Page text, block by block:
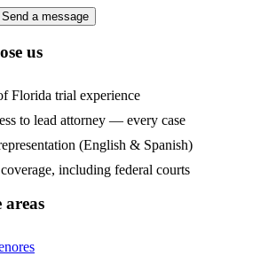
Send a message
us
Florida trial experience
to lead attorney — every case
(English & Spanish)
including federal courts
areas